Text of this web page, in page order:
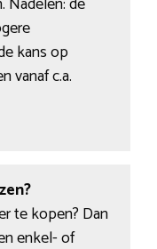
kans op
vanaf c.a.
te kopen? Dan
enkel- of